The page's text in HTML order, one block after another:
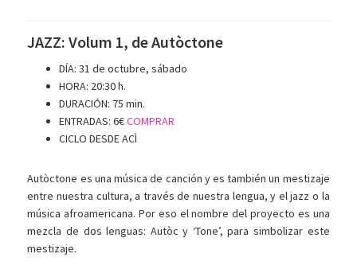
JAZZ: Volum 1, de Autòctone
DÍA: 31 de octubre, sábado
HORA: 20:30 h.
DURACIÓN: 75 min.
ENTRADAS: 6€COMPRAR
CICLO DESDE ACÌ
Autòctone es una música de canción y es también un mestizaje
entre nuestra cultura, a través de nuestra lengua, y el jazz o la
música afroamericana. Por eso el nombre del proyecto es una
mezcla de dos lenguas: Autòc y ‘Tone’, para simbolizar este
mestizaje.